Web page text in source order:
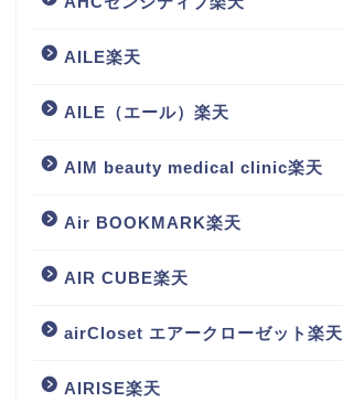
AILE楽天
AILE（エール）楽天
AIM beauty medical clinic楽天
Air BOOKMARK楽天
AIR CUBE楽天
airCloset エアークローゼット楽天
AIRISE楽天